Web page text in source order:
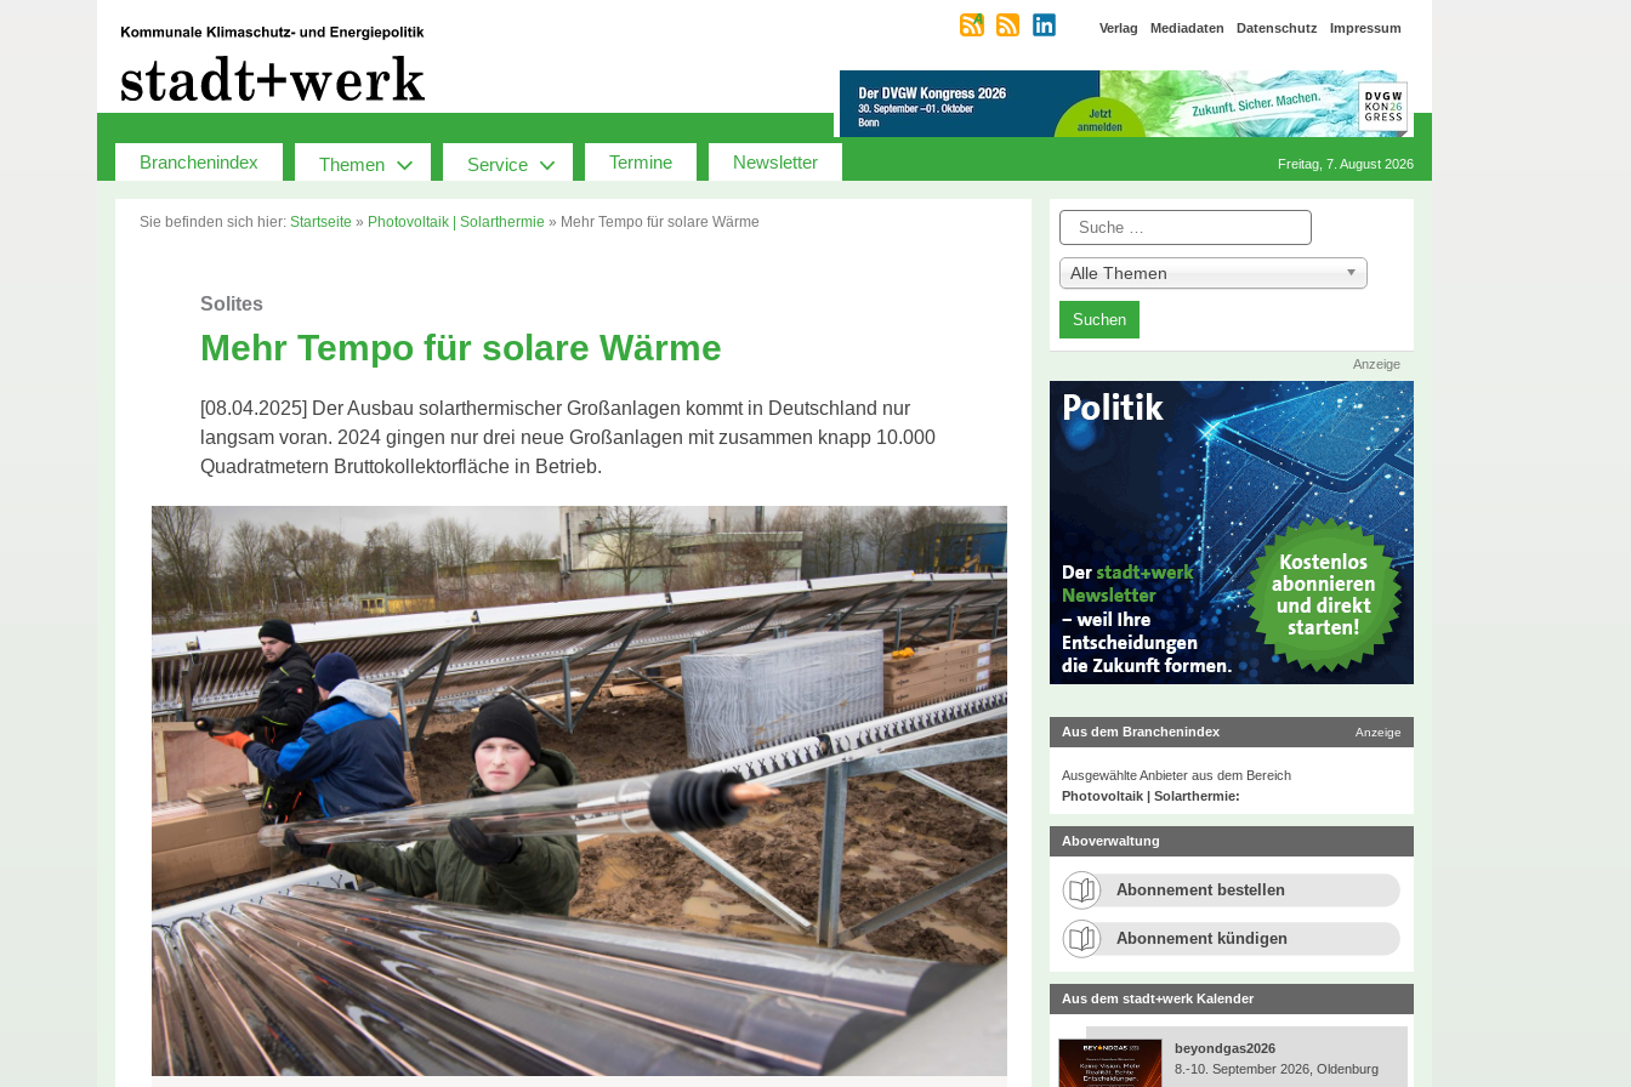
Verlag Mediadaten Datenschutz Impressum
Branchenindex Themen Service Termine Newsletter Freitag, 7. August 2026
Sie befinden sich hier: Startseite » Photovoltaik | Solarthermie » Mehr Tempo für solare Wärme
Solites
Mehr Tempo für solare Wärme
[08.04.2025] Der Ausbau solarthermischer Großanlagen kommt in Deutschland nur
langsam voran. 2024 gingen nur drei neue Großanlagen mit zusammen knapp 10.000
Quadratmetern Bruttokollektorfläche in Betrieb.
Suche
Alle Themen
Anzeige
Aus dem Branchenindex Anzeige
Ausgewählte Anbieter aus dem Bereich
Photovoltaik | Solarthermie:
Aboverwaltung
Abonnement bestellen
Abonnement kündigen
Aus dem stadt+werk Kalender
beyondgas2026
8.-10. September 2026, Oldenburg